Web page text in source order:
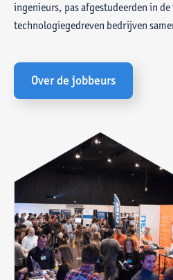
ingenieurs, pas afgestudeerden in
technologiegedreven bedrijven
Over de jobbeurs